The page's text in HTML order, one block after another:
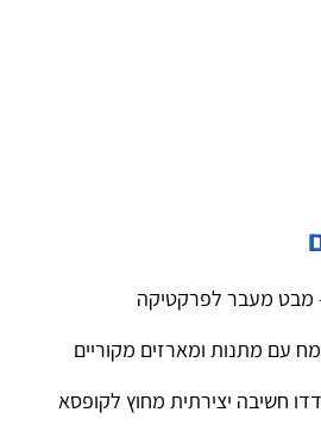
– מבט מעבר לפרקטיקה
עם מתנות ומארזים מקוריים